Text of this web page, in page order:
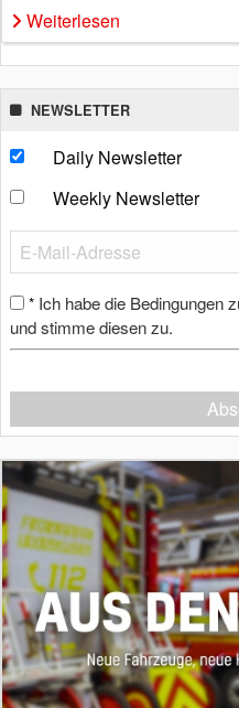
Weiterlesen
NEWSLETTER
Daily Newsletter
Weekly Newsletter
* Ich habe die Bedingungen
und stimme diesen zu.